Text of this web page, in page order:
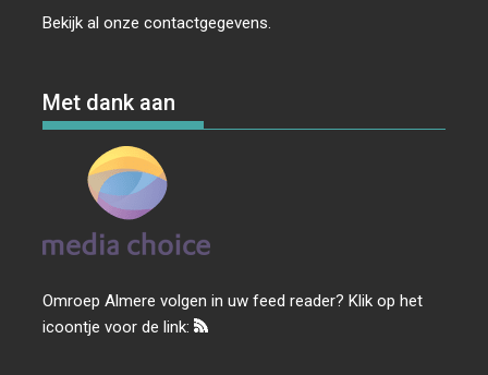
Bekijk al onzecontactgegevens
Met dank aan
Omroep Almere volgen in uw feed reader? Klik op het
icoontje voor de link: